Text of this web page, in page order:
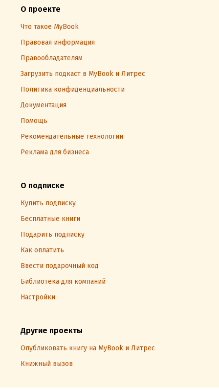
О проекте
Что такое MyBook
Правовая информация
Правообладателям
Загрузить подкаст в MyBook и Литрес
Политика конфиденциальности
Документация
Помощь
Рекомендательные технологии
Реклама для бизнеса
О подписке
Купить подписку
Бесплатные книги
Подарить подписку
Как оплатить
Ввести подарочный код
Библиотека для компаний
Настройки
Другие проекты
Опубликовать книгу на MyBook и Литрес
Книжный вызов